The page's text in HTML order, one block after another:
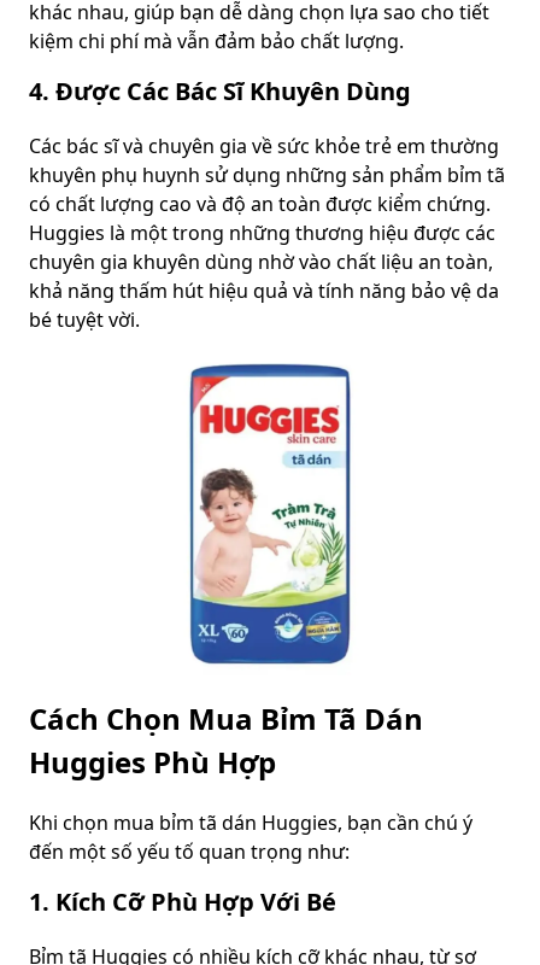
khác nhau, giúp bạn dễ dàng chọn lựa sao cho tiết
kiệm chi phí mà vẫn đảm bảo chất lượng.
4. Được Các Bác Sĩ Khuyên Dùng
Các bác sĩ và chuyên gia về sức khỏe trẻ em thường
khuyên phụ huynh sử dụng những sản phẩm bỉm tã
có chất lượng cao và độ an toàn được kiểm chứng.
Huggies là một trong những thương hiệu được các
chuyên gia khuyên dùng nhờ vào chất liệu an toàn,
khả năng thấm hút hiệu quả và tính năng bảo vệ da
bé tuyệt vời.
Cách Chọn Mua Bỉm Tã Dán
Huggies Phù Hợp
Khi chọn mua bỉm tã dán Huggies, bạn cần chú ý
đến một số yếu tố quan trọng như:
1. Kích Cỡ Phù Hợp Với Bé
Bỉm tã Huggies có nhiều kích cỡ khác nhau, từ sơ